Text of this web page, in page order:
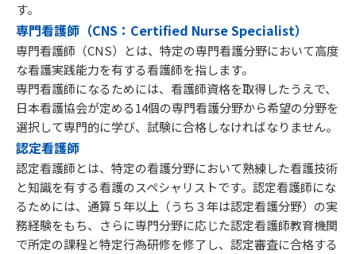
す。
専門看護師（CNS：Certified Nurse Specialist）
専門看護師（CNS）とは、特定の専門看護分野において高度
な看護実践能力を有する看護師を指します。
専門看護師になるためには、看護師資格を取得したうえで、
日本看護協会が定める14個の専門看護分野から希望の分野を
選択して専門的に学び、試験に合格しなければなりません。
認定看護師
認定看護師とは、特定の看護分野において熟練した看護技術
と知識を有する看護のスペシャリストです。認定看護師にな
るためには、通算５年以上（うち３年は認定看護分野）の実
務経験をもち、さらに専門分野に応じた認定看護師教育機関
で所定の課程と特定行為研修を修了し、認定審査に合格する